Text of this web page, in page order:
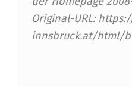
N
I
Original-URL:
innsbruck.at/html/